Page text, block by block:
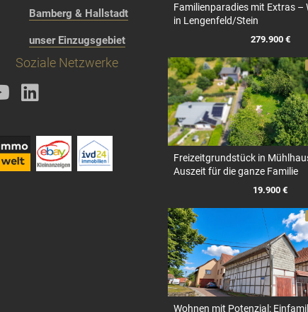
Bamberg & Hallstadt
unser Einzugsgebiet
Soziale Netzwerke
Familienparadies mit Extras –
in Lengenfeld/Stein
279.900 €
Freizeitgrundstück in
Auszeit für die ganze Familie
19.900 €
Wohnen mit Potenzial: